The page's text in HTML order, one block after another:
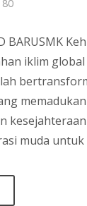
80
BARUSMK
iklim
muda